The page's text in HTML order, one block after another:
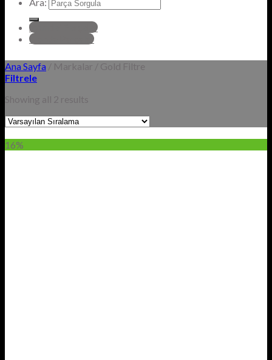
hyundai Parçalar
Honda Parçalar
Ana Sayfa / Markalar / Gold Filtre
Filtrele
Showing all 2 results
16%